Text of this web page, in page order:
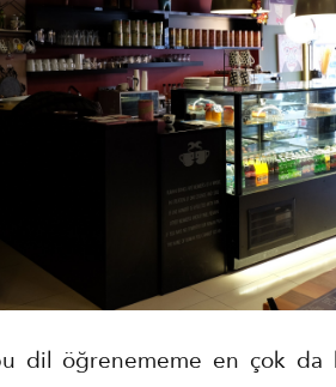
dil öğrenememe en çok da